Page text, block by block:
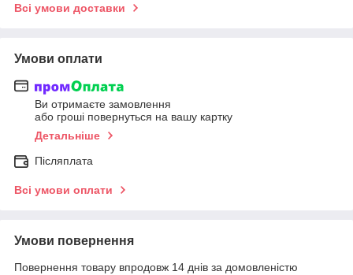
Всі умови доставки
Умови оплати
Ви отримаєте замовлення
або гроші повернуться на вашу картку
Детальніше
Післяплата
Всі умови оплати
Умови повернення
Повернення товару впродовж 14 днів за домовленістю